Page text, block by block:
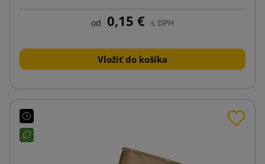
od 0,15 € s DPH
Vložiť do košíka